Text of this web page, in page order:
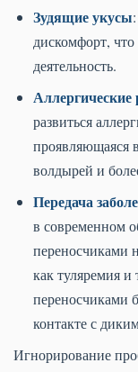
Зудящие укусы
дискомфорт,
деятельность.
Аллергические
развиться
проявляющаяся
волдырей и
Передача
в современном
переносчиками
как туляремия
переносчиками
контакте с
Игнорирование